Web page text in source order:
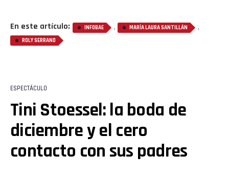
En este artículo: INFOBAE , MARÍA LAURA SANTILLÁN ,
ROLY SERRANO
ESPECTÁCULO
Tini Stoessel: la boda de
diciembre y el cero
contacto con sus padres
Whatsapp
Email